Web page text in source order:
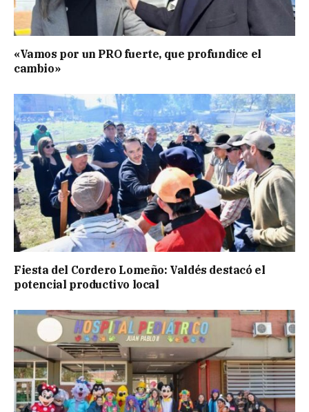
«Vamos por un PRO fuerte, que profundice el
cambio»
Fiesta del Cordero Lomeño: Valdés destacó el
potencial productivo local